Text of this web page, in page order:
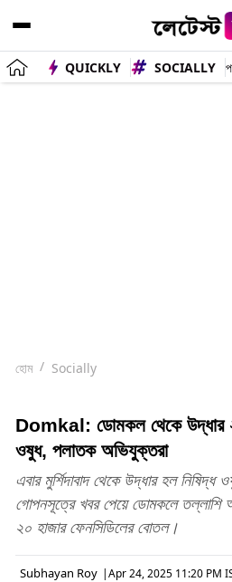
QUICKLY SOCIALLY
হোম Socially
Domkal: ডোমকল থেকে উদ্ধার
ওষুধ, পলাতক অভিযুক্তরা
এবার মুর্শিদাবাদ থেকে উদ্ধার হল নিষিদ্ধ
গোপনসূত্রে খবর পেয়ে ডোমকলে তল্লাশি
২০ হাজার ফেনসিডিলের বোতল।
Subhayan Roy |Apr 24, 2025 11:20 PM